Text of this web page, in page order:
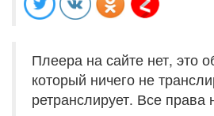
Плеера на сайте нет, это
который ничего не
ретранслирует. Все права